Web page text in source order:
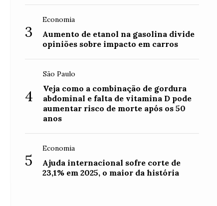
3
Economia
Aumento de etanol na gasolina divide
opiniões sobre impacto em carros
4
São Paulo
Veja como a combinação de gordura
abdominal e falta de vitamina D pode
aumentar risco de morte após os 50
anos
5
Economia
Ajuda internacional sofre corte de
23,1% em 2025, o maior da história